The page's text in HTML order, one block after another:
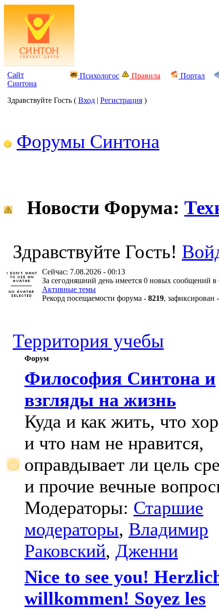
Сайт
Синтона
Психологос Правила Портал
Здравствуйте Гость ( Вход | Регистрация )
Форумы Синтона
Новости Форума:
Здравствуйте Гость!
Сейчас: 7.08.2026 - 00:13
За сегодняшний день имеется 0 новых сообщений в
Активные темы
Рекорд посещаемости форума - 8219, зафиксирован
Территория учебы
Форум
Философия Синтона и
взгляды на жизнь
Куда и как жить, что
и что нам не нравится,
оправдывает ли цель
и прочие вечные
Модераторы: Старшие
модераторы, Владимир
Раковский, Дженни
Nice to see you!
willkommen! Soyez les